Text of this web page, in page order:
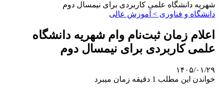
شهریه دانشگاه علمی کاربردی برای نیمسال دوم
دانشگاه و فناوری > آموزش عالی
اعلام زمان ثبت‌نام وام شهریه دانشگاه
علمی کاربردی برای نیمسال دوم
۱۴۰۵/۰۱/۲۹
خواندن این مطلب 1 دقیقه زمان میبرد